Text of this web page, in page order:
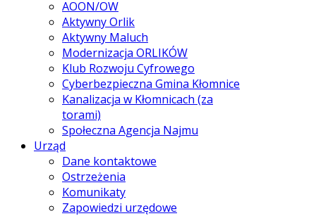
AOON/OW
Aktywny Orlik
Aktywny Maluch
Modernizacja ORLIKÓW
Klub Rozwoju Cyfrowego
Cyberbezpieczna Gmina Kłomnice
Kanalizacja w Kłomnicach (za
torami)
Społeczna Agencja Najmu
Urząd
Dane kontaktowe
Ostrzeżenia
Komunikaty
Zapowiedzi urzędowe